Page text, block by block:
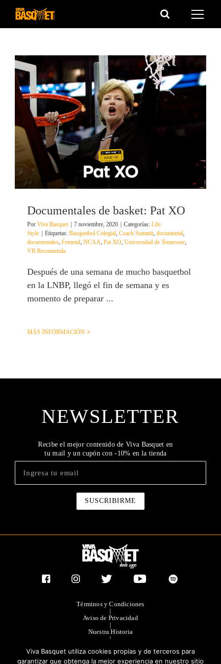
Saltar
Documentales de basket: Pat XO
Por Viva Basquet | 7 noviembre, 2020 | Categorías: Life
Style | Etiquetas: Basquetbol Colegial Coach Summit documental
documentales Femenil NCAA Pat XO Universidad de Tennessee
VB Recomienda
Después de una semana de mucho basquetbol
en la LNBP, llegó el fin de semana y es
momento de preparar ...
MÁS INFORMACIÓN
NEWSLETTER
Recibe el mejor contenido de Viva Basquet en
tu mail y un cupón con -10% en la tienda
Términos y Condiciones
|
Aviso de Privacidad
|
Nuestra Historia
|
|
Publicidad
Viva Basquet utiliza cookies propias y de terceros para
garantizar que obtenga la mejor experiencia en nuestro sitio